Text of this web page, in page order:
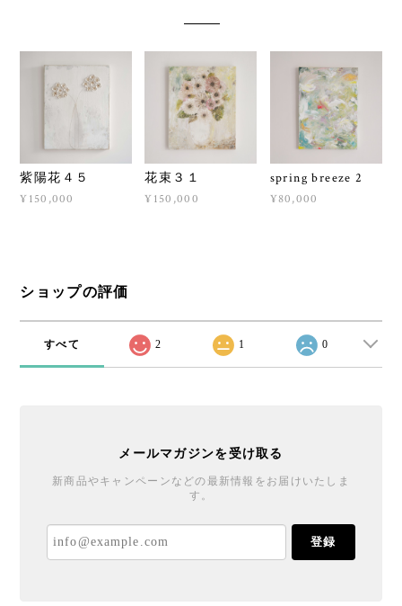
紫陽花４５
¥150,000
花束３１
¥150,000
spring breeze 2
¥80,000
ショップの評価
すべて 2 1 0
メールマガジンを受け取る
新商品やキャンペーンなどの最新情報をお届けいたしま
す。
登録